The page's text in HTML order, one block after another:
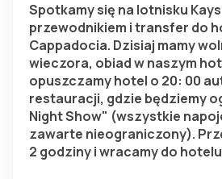
Spotkamy się na lotnisku
przewodnikiem i transfer do
Cappadocia. Dzisiaj mamy
wieczora, obiad w naszym
opuszczamy hotel o 20: 00
restauracji, gdzie będziemy
Night Show" (wszystkie
zawarte nieograniczony).
2 godziny i wracamy do